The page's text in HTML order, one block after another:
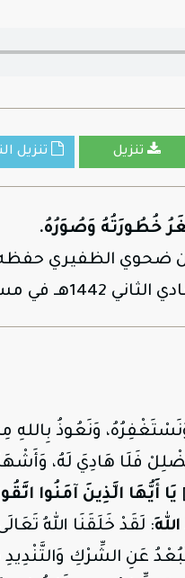
تنزيل تنزيل
خُطُورَتُهُ وَصُوَرُهُ.
بن ضحوي الظفيري حفظه
وَنَعُوذُ بِاللهِ
فَلَا هَادِيَ لَهُ، وَأَشْهَدُ
يَا أَيُّهَا الَّذِينَ آمَنُوا
: لَقَدْ خَلَقَنَا اللهُ
عَنِ الشِّرْكِ